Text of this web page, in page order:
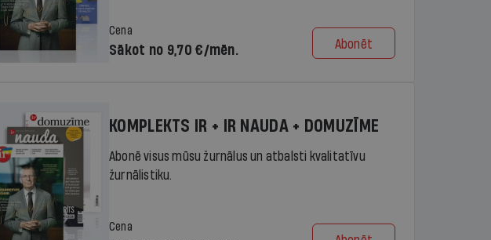
Cena
Sākot no 9,70 €/mēn. Abonēt
KOMPLEKTS IR + IR NAUDA + DOMUZĪME
Abonē visus mūsu žurnālus un atbalsti kvalitatīvu
žurnālistiku.
Cena